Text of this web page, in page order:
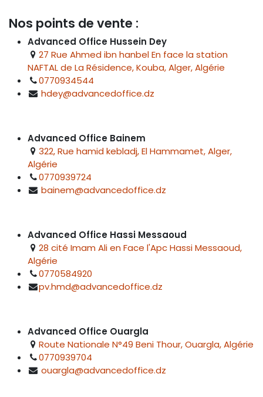
Nos points de vente :
Advanced Office Hussein Dey
27 Rue Ahmed ibn hanbel En face la station
NAFTAL de La Résidence, Kouba, Alger, Algérie
0770934544
hdey@advancedoffice.dz
Advanced Office Bainem
322, Rue hamid kebladj, El Hammamet, Alger,
Algérie
0770939724
bainem@advancedoffice.dz
Advanced Office Hassi Messaoud
28 cité Imam Ali en Face l'Apc Hassi Messaoud,
Algérie
0770584920
pv.hmd@advancedoffice.dz
Advanced Office Ouargla
Route Nationale N°49 Beni Thour, Ouargla, Algérie
0770939704
ouargla@advancedoffice.dz